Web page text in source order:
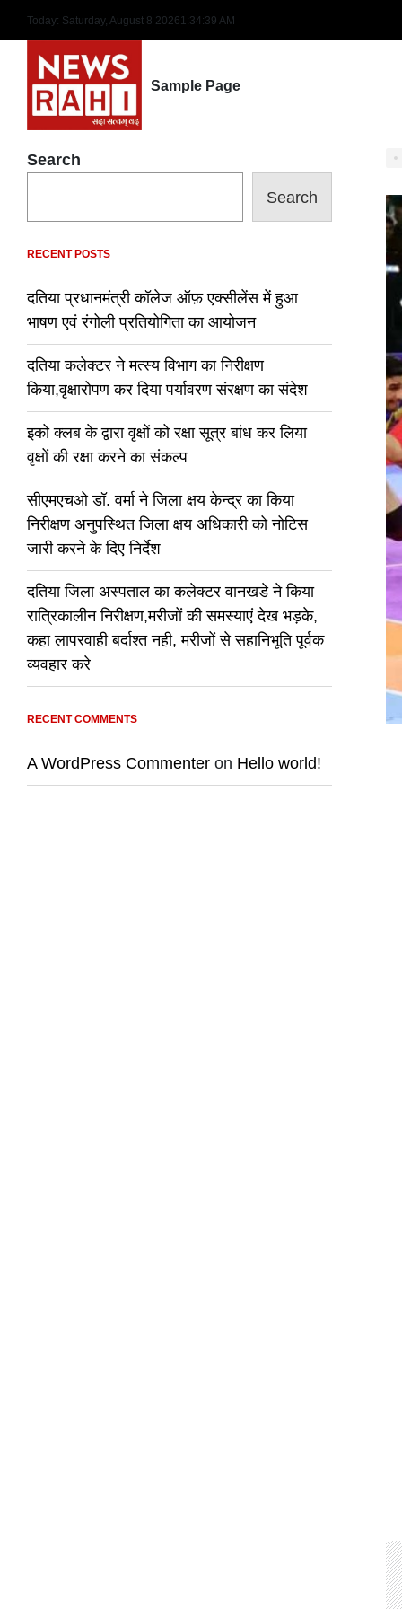
content
Today: Saturday, August 8 20261 :34:40 AM
Sample Page
Search
Search
RECENT POSTS
दतिया प्रधानमंत्री कॉलेज ऑफ़ एक्सीलेंस में हुआ
भाषण एवं रंगोली प्रतियोगिता का आयोजन
दतिया कलेक्टर ने मत्स्य विभाग का निरीक्षण
किया,वृक्षारोपण कर दिया पर्यावरण संरक्षण का संदेश
इको क्लब के द्वारा वृक्षों को रक्षा सूत्र बांध कर लिया
वृक्षों की रक्षा करने का संकल्प
सीएमएचओ डॉ. वर्मा ने जिला क्षय केन्द्र का किया
निरीक्षण अनुपस्थित जिला क्षय अधिकारी को नोटिस
जारी करने के दिए निर्देश
दतिया जिला अस्पताल का कलेक्टर वानखडे ने किया
रात्रिकालीन निरीक्षण,मरीजों की समस्याएं देख भड़के,
कहा लापरवाही बर्दाश्त नही, मरीजों से सहानिभूति पूर्वक
व्यवहार करे
RECENT COMMENTS
A WordPress Commenter on Hello world!